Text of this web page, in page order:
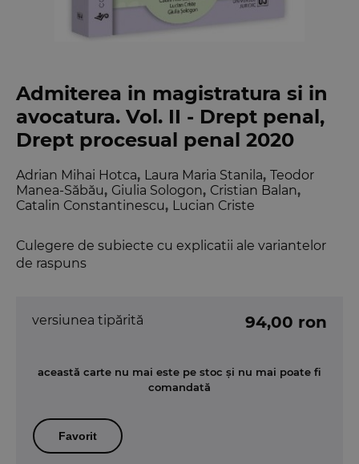
Admiterea in magistratura si in
avocatura. Vol. II - Drept penal,
Drept procesual penal 2020
Culegere de subiecte cu explicatii ale variantelor
de raspuns
Adrian Mihai Hotca, Laura Maria Stanila, Teodor
Manea-Săbău, Giulia Sologon, Cristian Balan,
Catalin Constantinescu, Lucian Criste
versiunea tipărită 94,00 ron
această carte nu mai este pe stoc și nu mai poate fi
comandată
Favorit